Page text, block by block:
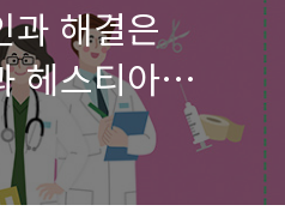
과 해결은
헤스티아